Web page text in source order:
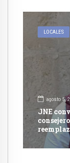
LOCALES
agosto 5,
JNE